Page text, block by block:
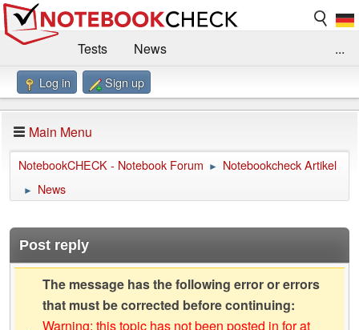
Tests
News
Benchmarks / Technik
Forum
Impressum
...
Log in Sign up
Main Menu
NotebookCHECK - Notebook Forum ► Notebookcheck Artikel
► News
Post reply
The message has the following error or errors
that must be corrected before continuing:
Warning: this topic has not been posted in for at